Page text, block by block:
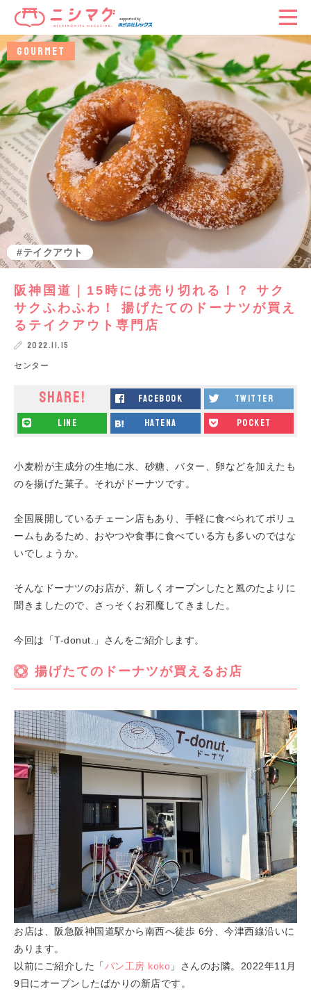
グルメ
阪神国道
テイクアウト
GOURMET
阪神国道｜15時には売り切れる！？ サク
サクふわふわ！ 揚げたてのドーナツが買え
るテイクアウト専門店
2022.11.15
センター
SHARE! facebook twitter
line hatena pocket
小麦粉が主成分の生地に水、砂糖、バター、卵などを加えたも
のを揚げた菓子。それがドーナツです。
全国展開しているチェーン店もあり、手軽に食べられてボリュ
ームもあるため、おやつや食事に食べている方も多いのではな
いでしょうか。
そんなドーナツのお店が、新しくオープンしたと風のたよりに
聞きましたので、さっそくお邪魔してきました。
今回は「T-donut.」さんをご紹介します。
揚げたてのドーナツが買えるお店
お店は、阪急阪神国道駅から南西へ徒歩 6分、今津西線沿いに
あります。
以前にご紹介した「 パン工房 koko 」さんのお隣。2022年11月
9日にオープンしたばかりの新店です。